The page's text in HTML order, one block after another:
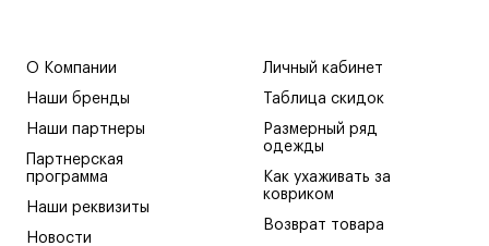
О Компании
Наши бренды
Наши партнеры
Партнерская
программа
Наши реквизиты
Новости
Личный кабинет
Таблица скидок
Размерный ряд
одежды
Как ухаживать за
ковриком
Возврат товара